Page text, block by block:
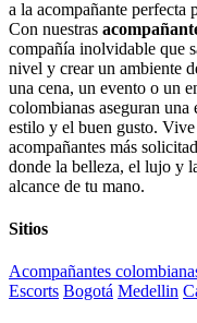
a la acompañante perfecta
Con nuestras
compañía inolvidable que
nivel y crear un ambiente
una cena, un evento o un
colombianas aseguran
estilo y el buen gusto.
acompañantes más
donde la belleza, el lujo y
alcance de tu mano.
Sitios
Acompañantes
Escorts Bogotá Medellin